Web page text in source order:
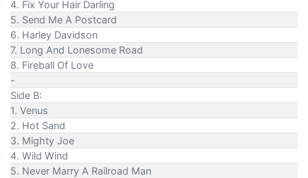
4. Fix Your Hair Darling
5. Send Me A Postcard
6. Harley Davidson
7. Long And Lonesome Road
8. Fireball Of Love
-
Side B:
1. Venus
2. Hot Sand
3. Mighty Joe
4. Wild Wind
5. Never Marry A Railroad Man